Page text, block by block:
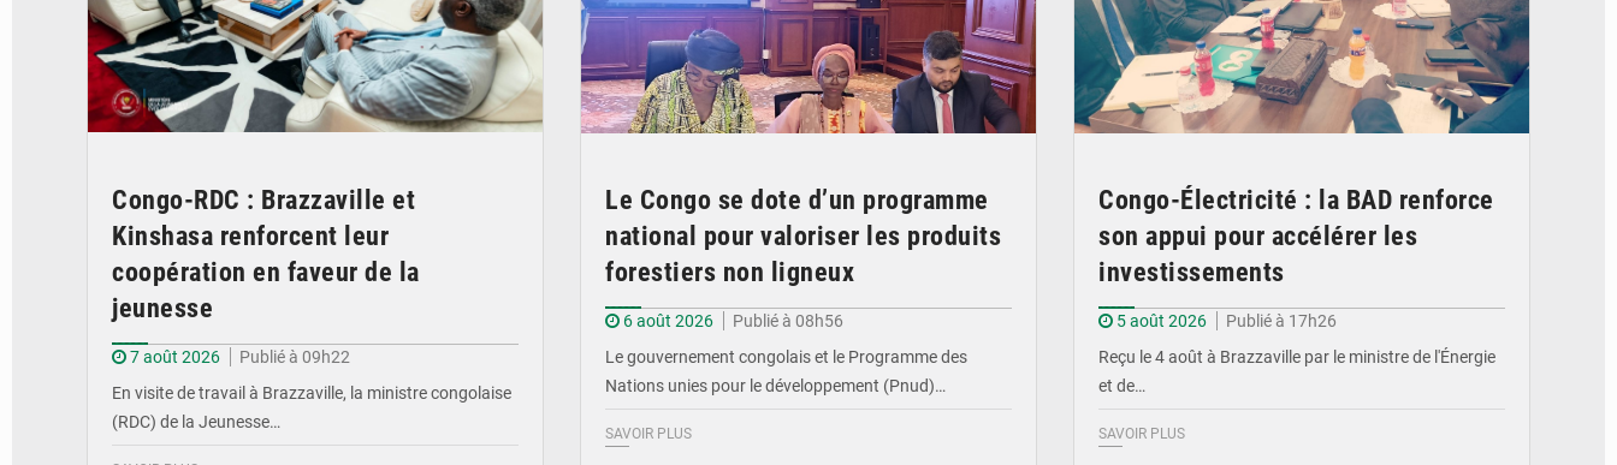
Congo-RDC : Brazzaville et
Kinshasa renforcent leur
coopération en faveur de la
jeunesse
7 août 2026
Publié à 09h22
En visite de travail à Brazzaville, la ministre congolaise
(RDC) de la Jeunesse…
Le Congo se dote d’un programme
national pour valoriser les produits
forestiers non ligneux
6 août 2026
Publié à 08h56
Le gouvernement congolais et le Programme des
Nations unies pour le développement (Pnud)…
SAVOIR PLUS
Congo-Électricité : la BAD renforce
son appui pour accélérer les
investissements
5 août 2026
Publié à 17h26
Reçu le 4 août à Brazzaville par le ministre de l'Énergie
et de…
SAVOIR PLUS